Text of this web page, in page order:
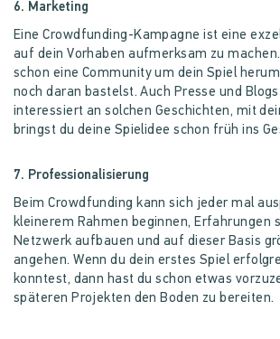
6. Marketing
Eine Crowdfunding-Kampagne ist eine
auf dein Vorhaben aufmerksam zu
schon eine Community um dein Spiel
noch daran bastelst. Auch Presse und
interessiert an solchen Geschichten, mit
bringst du deine Spielidee schon früh ins
7. Professionalisierung
Beim Crowdfunding kann sich jeder mal
kleinerem Rahmen beginnen, Erfahrungen
Netzwerk aufbauen und auf dieser Basis
angehen. Wenn du dein erstes Spiel
konntest, dann hast du schon etwas
späteren Projekten den Boden zu bereiten.